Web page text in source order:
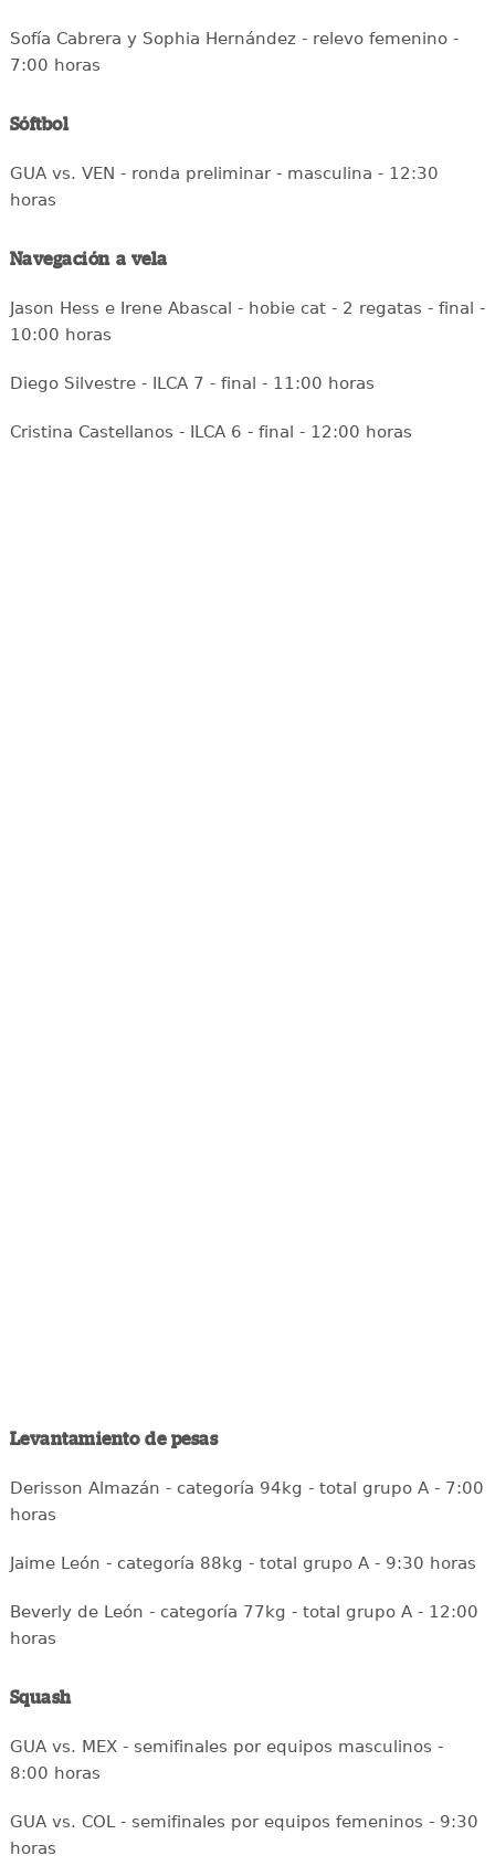
Sofía Cabrera y Sophia Hernández - relevo femenino -
7:00 horas
Sóftbol
GUA vs. VEN - ronda preliminar - masculina - 12:30
horas
Navegación a vela
Jason Hess e Irene Abascal - hobie cat - 2 regatas - final -
10:00 horas
Diego Silvestre - ILCA 7 - final - 11:00 horas
Cristina Castellanos - ILCA 6 - final - 12:00 horas
Levantamiento de pesas
Derisson Almazán - categoría 94kg - total grupo A - 7:00
horas
Jaime León - categoría 88kg - total grupo A - 9:30 horas
Beverly de León - categoría 77kg - total grupo A - 12:00
horas
Squash
GUA vs. MEX - semifinales por equipos masculinos -
8:00 horas
GUA vs. COL - semifinales por equipos femeninos - 9:30
horas